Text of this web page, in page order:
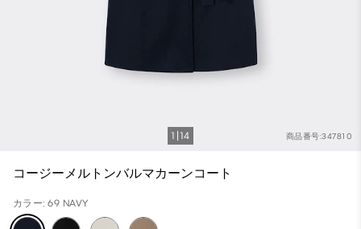
商品番号:347810
1 14
コージーメルトンバルマカーンコート
カラー: 69 NAVY